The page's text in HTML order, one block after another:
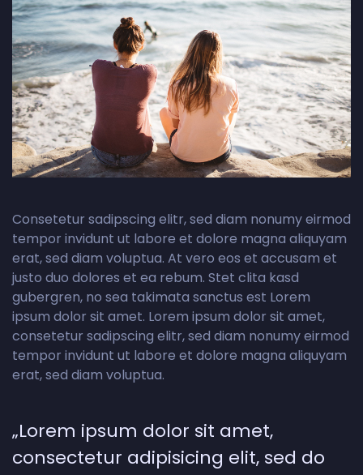
Consetetur sadipscing elitr, sed diam nonumy eirmod
tempor invidunt ut labore et dolore magna aliquyam
erat, sed diam voluptua. At vero eos et accusam et
justo duo dolores et ea rebum. Stet clita kasd
gubergren, no sea takimata sanctus est Lorem
ipsum dolor sit amet. Lorem ipsum dolor sit amet,
consetetur sadipscing elitr, sed diam nonumy eirmod
tempor invidunt ut labore et dolore magna aliquyam
erat, sed diam voluptua.
„Lorem ipsum dolor sit amet,
consectetur adipisicing elit, sed do